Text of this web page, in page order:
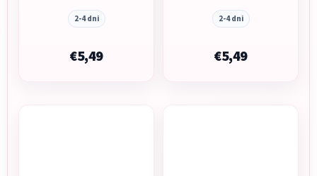
SILIKÓN
2-4 dni
€5,49
SILIKÓN
2-4 dni
€5,49